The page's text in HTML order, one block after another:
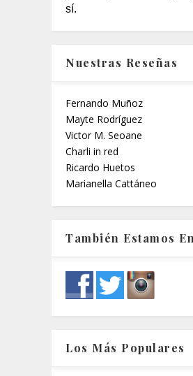
sí.
Nuestras Reseñas
Fernando Muñoz
Mayte Rodríguez
Victor M. Seoane
Charli in red
Ricardo Huetos
Marianella Cattáneo
También Estamos
Los Más Populares